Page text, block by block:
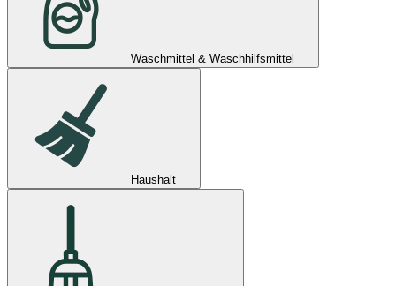
Waschmittel & Waschhilfsmittel
Haushalt